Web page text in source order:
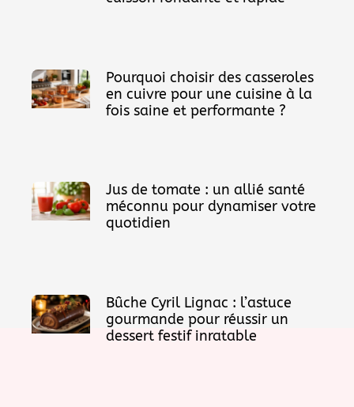
Pourquoi choisir des casseroles
en cuivre pour une cuisine à la
fois saine et performante ?
Jus de tomate : un allié santé
méconnu pour dynamiser votre
quotidien
Bûche Cyril Lignac : l’astuce
gourmande pour réussir un
dessert festif inratable